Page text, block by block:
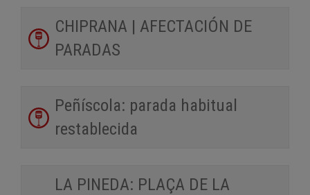
CHIPRANA | AFECTACIÓN DE
PARADAS
Peñíscola: parada habitual
restablecida
LA PINEDA: PLAÇA DE LA